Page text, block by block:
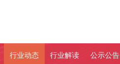
行业动态 行业解读 公示公告